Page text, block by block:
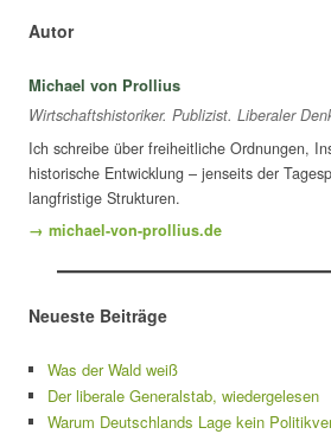
Autor
Michael von Prollius
Wirtschaftshistoriker. Publizist. Liberaler
Ich schreibe über freiheitliche Ordnungen,
historische Entwicklung – jenseits der
langfristige Strukturen.
→ michael-von-prollius.de
Neueste Beiträge
Was der Wald weiß
Der liberale Generalstab, wiedergelesen
Warum Deutschlands Lage kein